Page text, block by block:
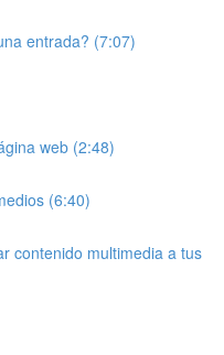
entrada? (7:07)
web (2:48)
(6:40)
contenido multimedia a tus